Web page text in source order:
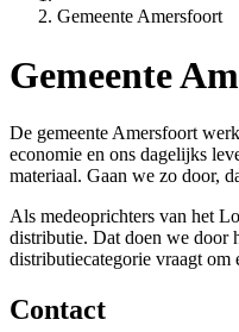
Gemeente Amersfoort
Gemeente
De gemeente Amersfoort
economie en ons dagelijks
materiaal. Gaan we zo door,
Als medeoprichters van het
distributie. Dat doen we door
distributiecategorie vraagt
Contact